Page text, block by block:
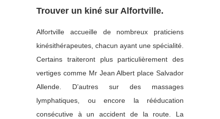
Trouver un kiné sur Alfortville.
Alfortville accueille de nombreux praticiens
kinésithérapeutes, chacun ayant une spécialité.
Certains traiteront plus particulièrement des
vertiges comme Mr Jean Albert place Salvador
Allende. D’autres sur des massages
lymphatiques, ou encore la rééducation
consécutive à un accident de la route. La